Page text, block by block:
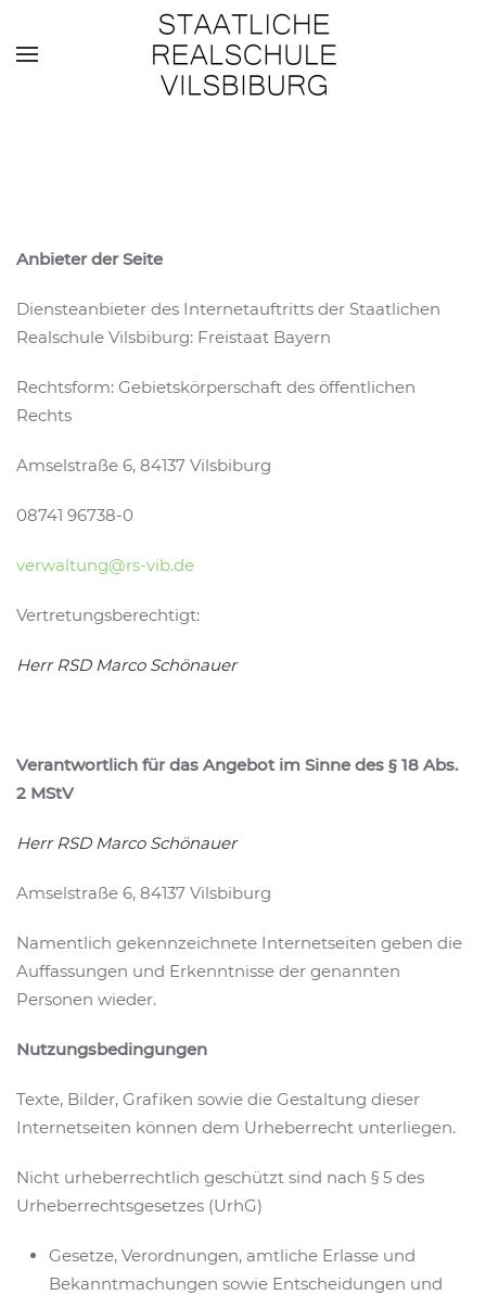
Skip to main content
Anbieter der Seite
Diensteanbieter des Internetauftritts der Staatlichen
Realschule Vilsbiburg: Freistaat Bayern
Rechtsform: Gebietskörperschaft des öffentlichen
Rechts
Amselstraße 6, 84137 Vilsbiburg
08741 96738-0
verwaltung@rs-vib.de
Vertretungsberechtigt:
Herr RSD Marco Schönauer
Verantwortlich für das Angebot im Sinne des § 18 Abs.
2 MStV
Herr RSD Marco Schönauer
Amselstraße 6, 84137 Vilsbiburg
Namentlich gekennzeichnete Internetseiten geben die
Auffassungen und Erkenntnisse der genannten
Personen wieder.
Nutzungsbedingungen
Texte, Bilder, Grafiken sowie die Gestaltung dieser
Internetseiten können dem Urheberrecht unterliegen.
Nicht urheberrechtlich geschützt sind nach § 5 des
Urheberrechtsgesetzes (UrhG)
Gesetze, Verordnungen, amtliche Erlasse und
Bekanntmachungen sowie Entscheidungen und